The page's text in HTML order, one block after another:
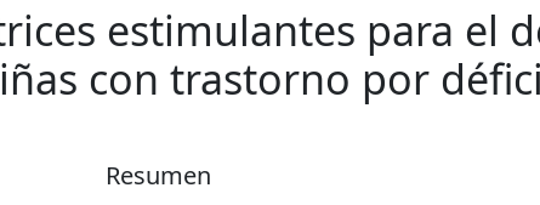
estimulantes para el
con trastorno por
Resumen